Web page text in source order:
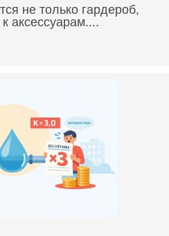
не только гардероб,
аксессуарам....